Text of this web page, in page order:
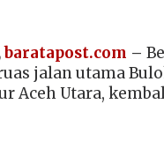
baratapost.com –
jalan utama
Aceh Utara,